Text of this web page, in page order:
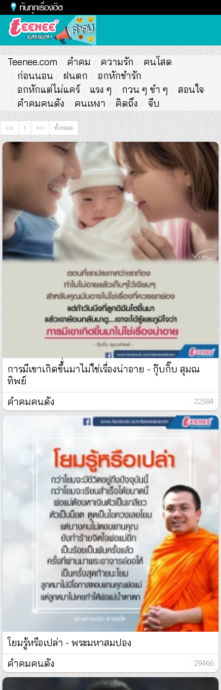
Teenee.com คำคม ความรัก
คนโสด
ก่อนนอน
ฝนตก
อกหักชำรัก
อกหักแต่ไม่แคร์
แรง ๆ กวน ๆ ขำ ๆ
สอนใจ
คำคมคนดัง
คนเหงา คิดถึง จีบ
<< 1 >> ทั้งหมด
การมีเขาเกิดขึ้่นมาไม่ใช่เรื่องน่าอาย - กุ๊บกิ๊บ สุมณ
ทิพย์
คำคมคนดัง
: 22584
โยมรู้หรือเปล่า - พระมหาสมปอง
คำคมคนดัง
: 29466